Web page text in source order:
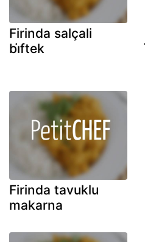
Firinda salçali
bi̇ftek
Firinda tavuklu
makarna